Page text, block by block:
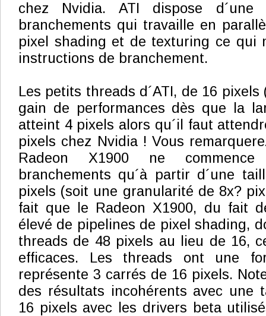
chez Nvidia. ATI dispose
branchements qui travaille en
pixel shading et de texturing ce qui
instructions de branchement.
Les petits threads d´ATI, de 16
gain de performances dès que la
atteint 4 pixels alors qu´il faut
pixels chez Nvidia ! Vous
Radeon X1900 ne
branchements qu´à partir d´une
pixels (soit une granularité de 8x?
fait que le Radeon X1900, du fait
élevé de pipelines de pixel shading,
threads de 48 pixels au lieu de 16,
efficaces. Les threads ont une
représente 3 carrés de 16 pixels.
des résultats incohérents avec une
16 pixels avec les drivers beta